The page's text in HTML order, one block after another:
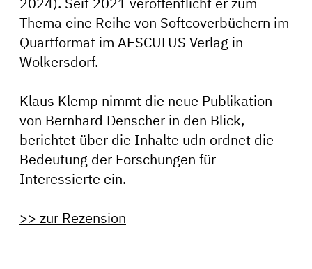
2024). Seit 2021 veröffentlicht er zum
Thema eine Reihe von Softcoverbüchern im
Quartformat im AESCULUS Verlag in
Wolkersdorf.
Klaus Klemp nimmt die neue Publikation
von Bernhard Denscher in den Blick,
berichtet über die Inhalte udn ordnet die
Bedeutung der Forschungen für
Interessierte ein.
>> zur Rezension